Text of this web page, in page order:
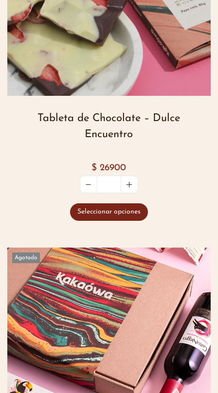
Tableta de Chocolate – Dulce
Encuentro
$ 26900
Seleccionar opciones
Agotado